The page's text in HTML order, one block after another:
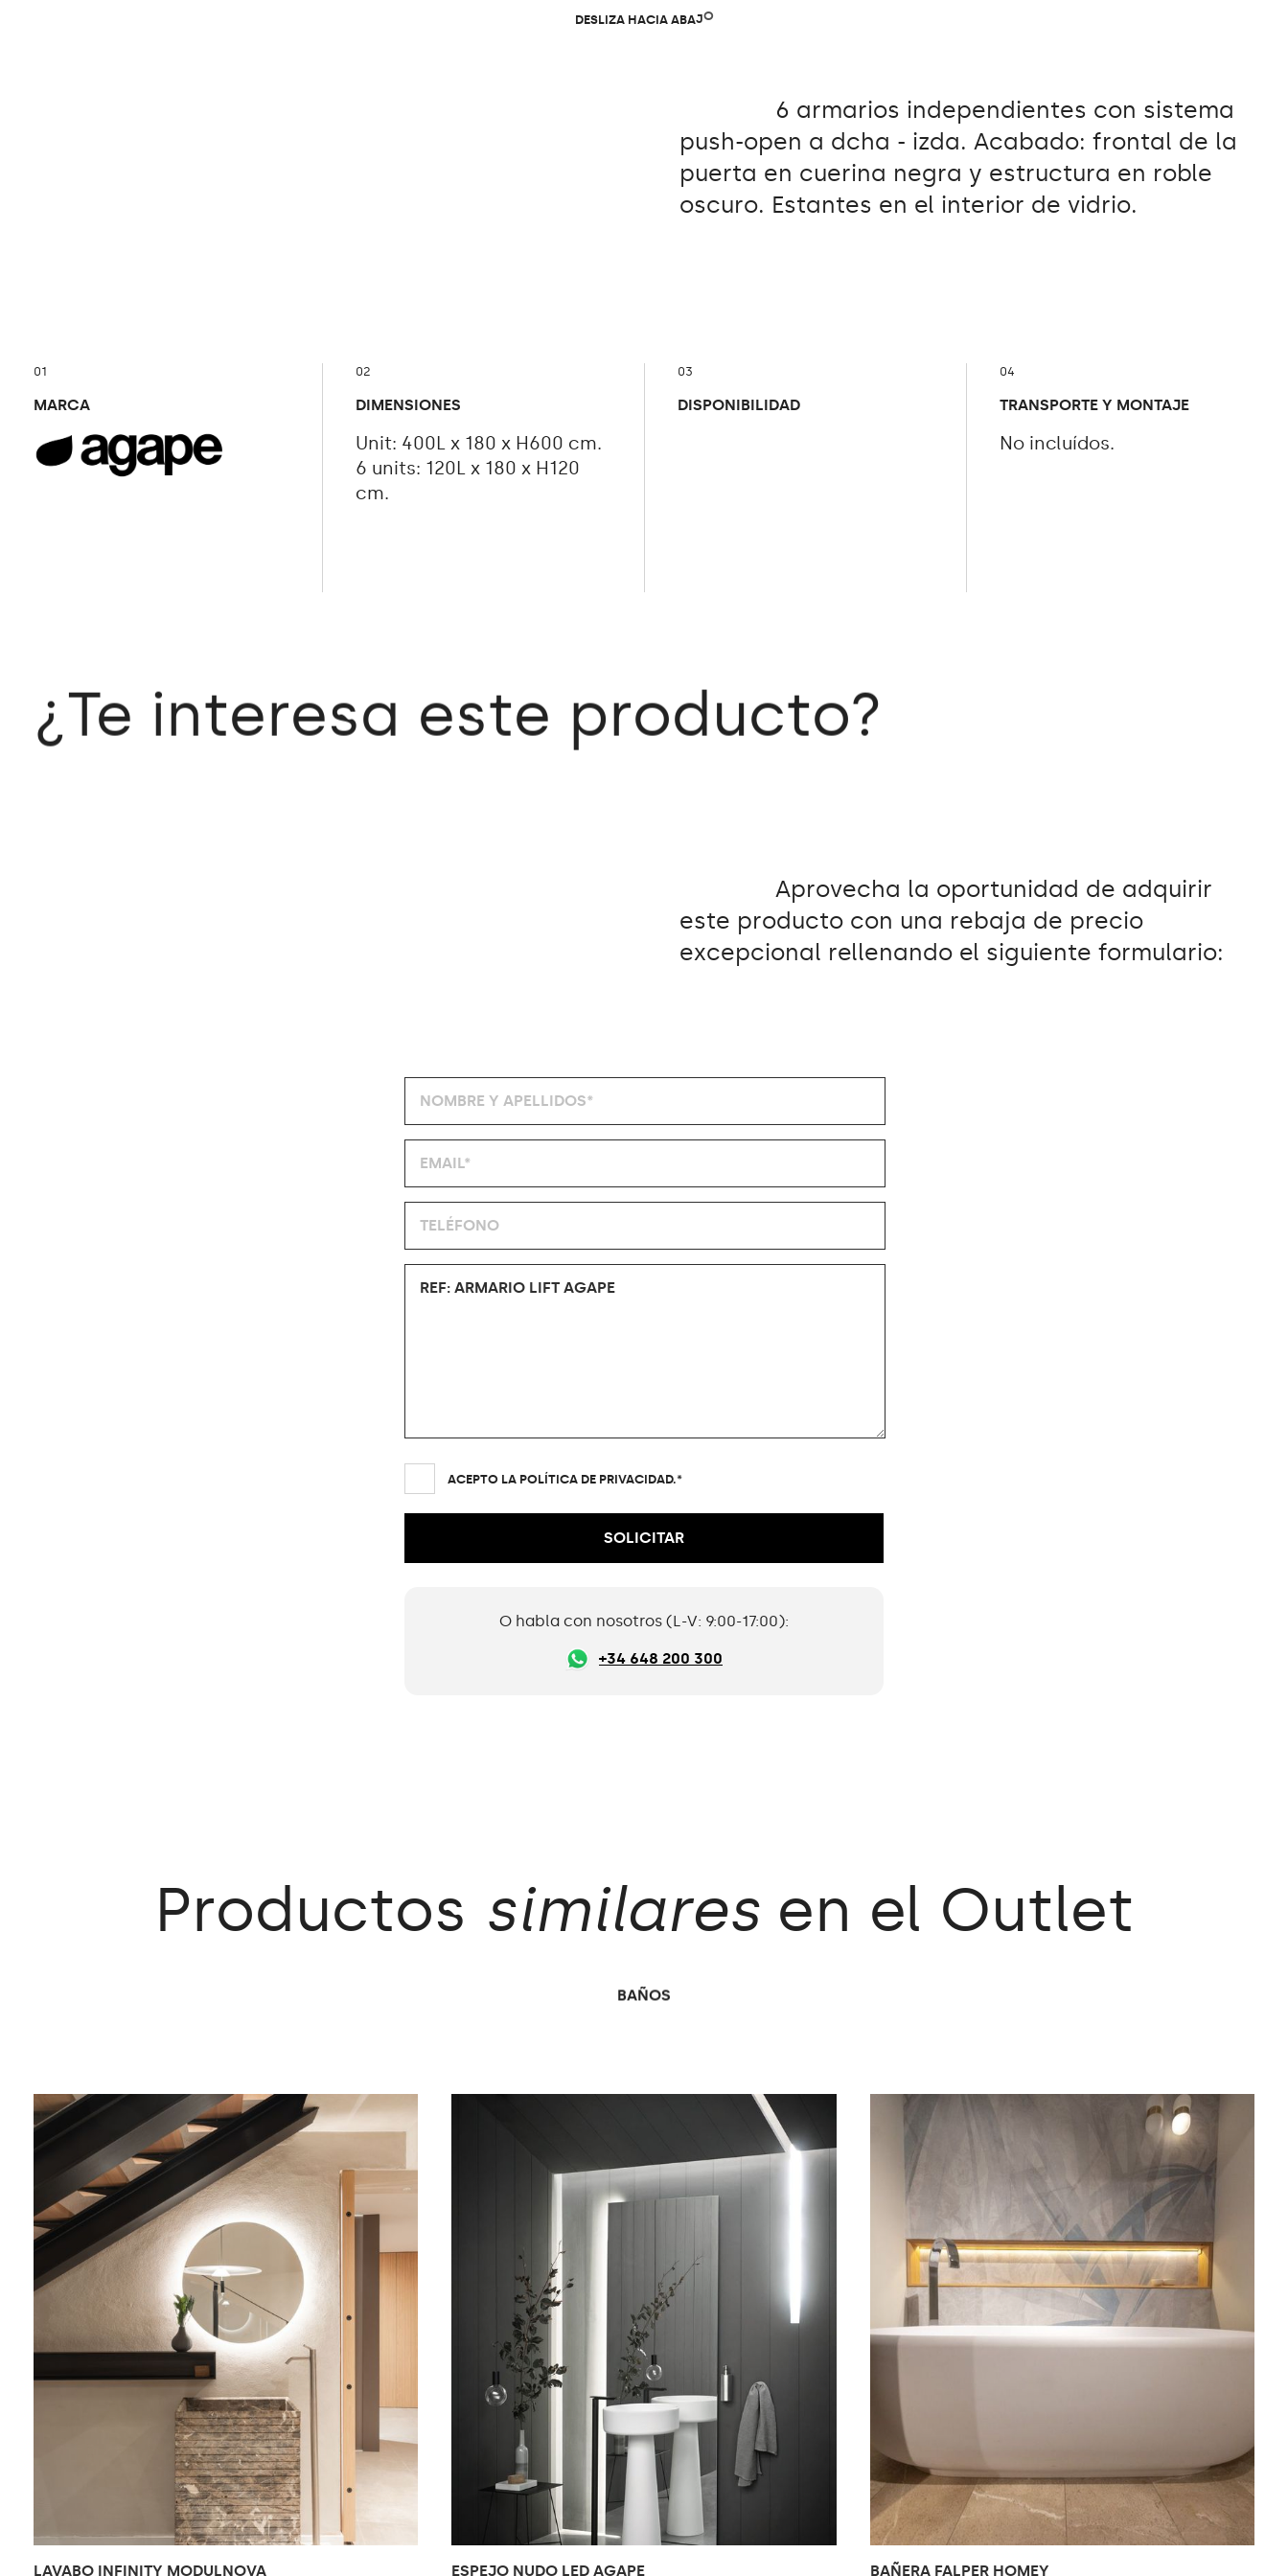
DESLIZA HACIA ABAJO
6 armarios independientes con sistema
push-open a dcha - izda. Acabado: frontal de la
puerta en cuerina negra y estructura en roble
oscuro. Estantes en el interior de vidrio.
01
MARCA
02
DIMENSIONES
Unit: 400L x 180 x H600 cm.
6 units: 120L x 180 x H120
cm.
03
DISPONIBILIDAD
04
TRANSPORTE Y MONTAJE
No incluídos.
¿Te interesa este producto?
Aprovecha la oportunidad de adquirir
este producto con una rebaja de precio
excepcional rellenando el siguiente formulario:
ACEPTO LA POLÍTICA DE PRIVACIDAD.*
O habla con nosotros (L-V: 9:00-17:00):
+34 648 200 300
Productos similares en el Outlet
BAÑOS
LAVABO INFINITY MODULNOVA ESPEJO NUDO LED AGAPE BAÑERA FALPER HOMEY